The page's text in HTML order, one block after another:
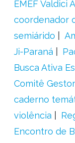
EMEF Valdici
coordenador
semiárido
Ji-Paraná
Busca Ativa
Comitê Gestor
caderno
violência
Encontro de